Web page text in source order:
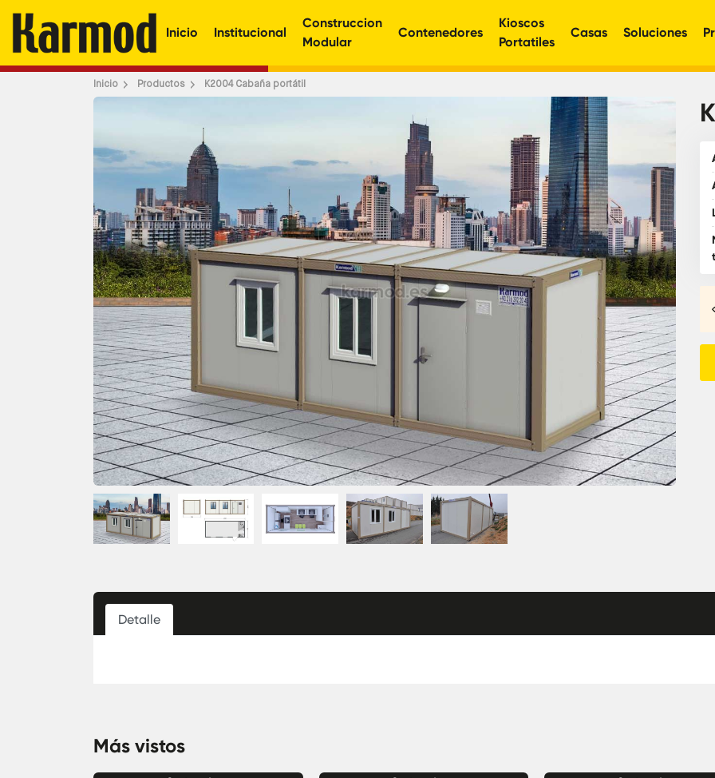
Inicio Institucional
Construccion
Modular
Contenedores
Kioscos
Portatiles
Casas Soluciones
Inicio Productos K2004 Cabaña portátil
Detalle
Más vistos